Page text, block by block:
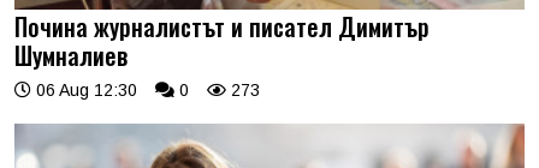
Почина журналистът и писател Димитър
Шумналиев
06 Aug 12:30 0 273